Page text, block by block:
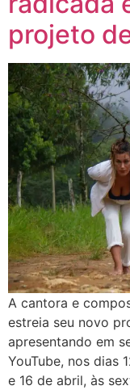
projeto
A cantora e
estreia seu novo
apresentando em
YouTube, nos dias
e 16 de abril, às